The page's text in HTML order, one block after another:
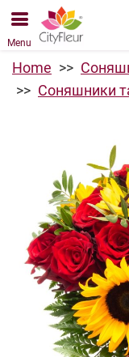
Ми приймаємо
магазин.
Menu
Home
Соняшники